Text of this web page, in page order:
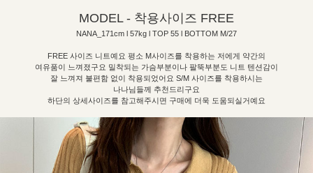
MODEL - 착용사이즈 FREE
NANA_171cm l 57kg l TOP 55 l BOTTOM M/27
FREE 사이즈 니트예요 평소 M사이즈를 착용하는 저에게 약간의
여유품이 느껴졌구요 밀착되는 가슴부분이나 팔뚝부분도 니트 텐션감이
잘 느껴져 불편함 없이 착용되었어요 S/M 사이즈를 착용하시는
나나님들께 추천드리구요
하단의 상세사이즈를 참고해주시면 구매에 더욱 도움되실거예요